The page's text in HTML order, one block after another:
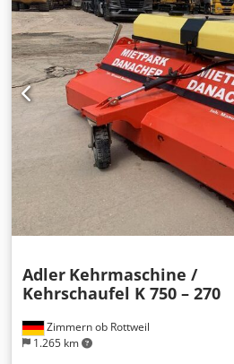
Zimmern ob Rottweil
1.265 km
Adler Kehrmaschine /
Kehrschaufel K 750 – 270